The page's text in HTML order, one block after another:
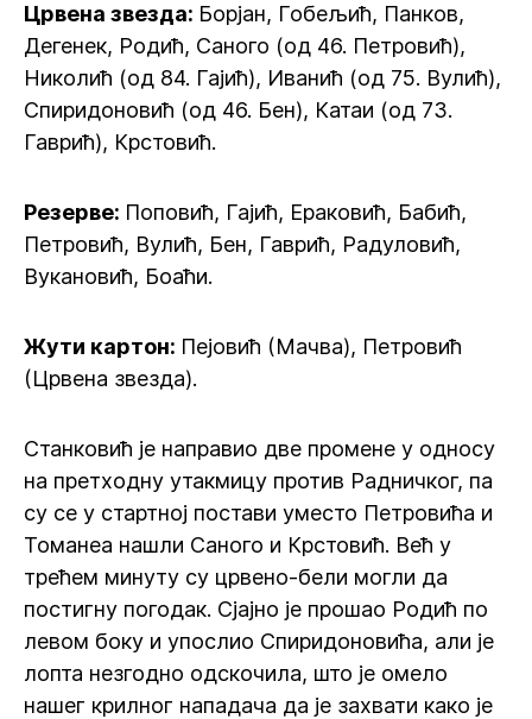
Црвена звезда: Борјан, Гобељић, Панков,
Дегенек, Родић, Саного (од 46. Петровић),
Николић (од 84. Гајић), Иванић (од 75. Вулић),
Спиридоновић (од 46. Бен), Катаи (од 73.
Гаврић), Крстовић.
Резерве: Поповић, Гајић, Ераковић, Бабић,
Петровић, Вулић, Бен, Гаврић, Радуловић,
Вукановић, Боаћи.
Жути картон: Пејовић (Мачва), Петровић
(Црвена звезда).
Станковић је направио две промене у односу
на претходну утакмицу против Радничког, па
су се у стартној постави уместо Петровића и
Томанеа нашли Саного и Крстовић. Већ у
трећем минуту су црвено-бели могли да
постигну погодак. Сјајно је прошао Родић по
левом боку и упослио Спиридоновића, али је
лопта незгодно одскочила, што је омело
нашег крилног нападача да је захвати како је